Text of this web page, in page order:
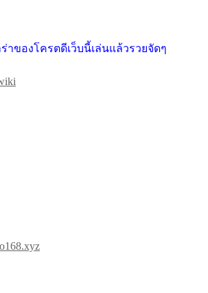
าของโครตดีเว็บนี้เล่นแล้วรวยจัดๆ